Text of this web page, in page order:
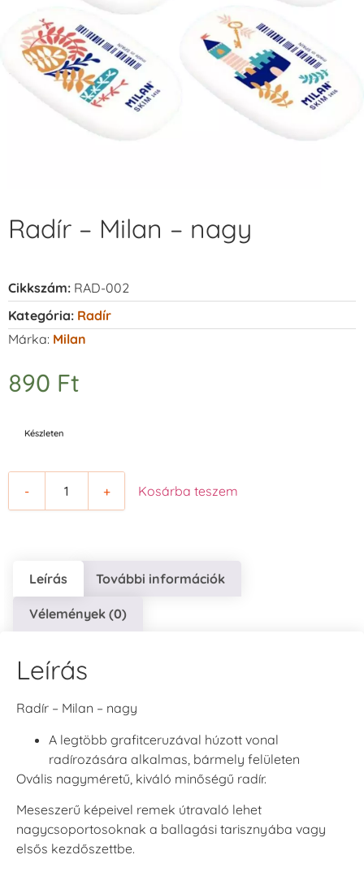
Radír – Milan – nagy
Cikkszám: RAD-002
Kategória: Radír
Márka: Milan
890 Ft
Készleten
- + Kosárba teszem
Leírás További információk
Vélemények (0)
Leírás
Radír – Milan – nagy
A legtöbb grafitceruzával húzott vonal
radírozására alkalmas, bármely felületen
Ovális nagyméretű, kiváló minőségű radír.
Meseszerű képeivel remek útravaló lehet
nagycsoportosoknak a ballagási tarisznyába vagy
elsős kezdőszettbe.